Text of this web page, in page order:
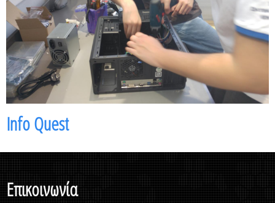
Info Quest
Επικοινωνία